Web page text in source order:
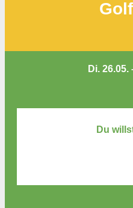
Di.
Du